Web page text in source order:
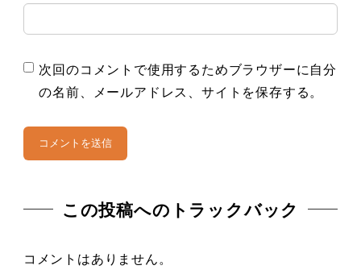
次回のコメントで使用するためブラウザーに自分
の名前、メールアドレス、サイトを保存する。
この投稿へのトラックバック
コメントはありません。